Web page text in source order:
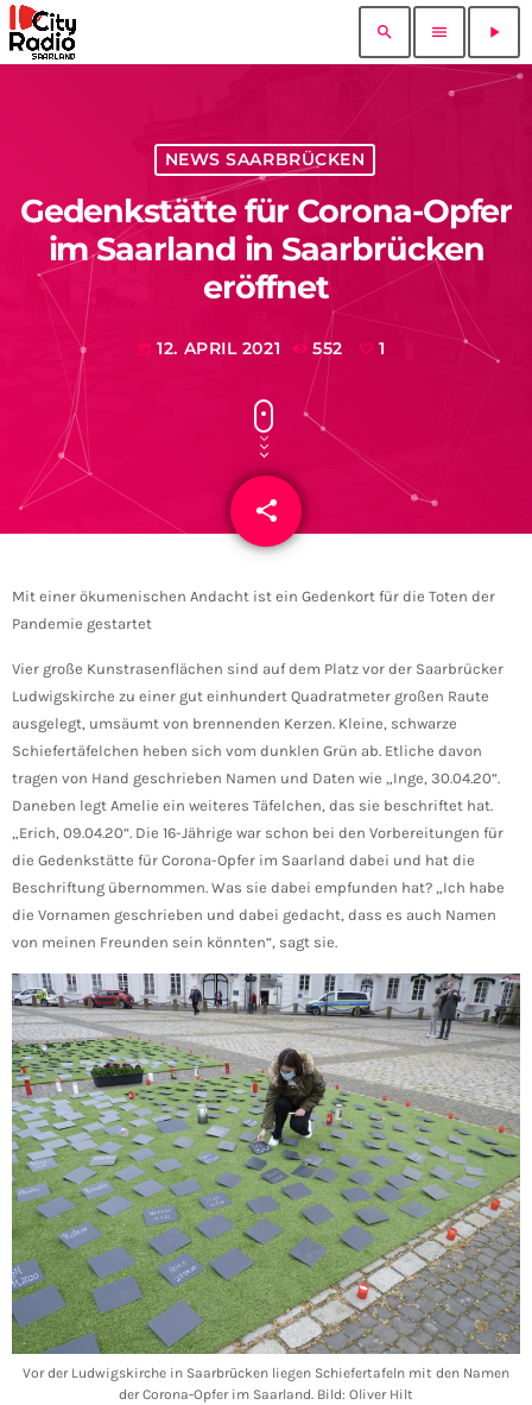
search menu play_arrow
NEWS SAARBRÜCKEN
Gedenkstätte für Corona-Opfer
im Saarland in Saarbrücken
eröffnet
today 12. APRIL 2021 552 1
share
email
Mit einer ökumenischen Andacht ist ein Gedenkort für die Toten der
Pandemie gestartet
Vier große Kunstrasenflächen sind auf dem Platz vor der Saarbrücker
Ludwigskirche zu einer gut einhundert Quadratmeter großen Raute
ausgelegt, umsäumt von brennenden Kerzen. Kleine, schwarze
Schiefertäfelchen heben sich vom dunklen Grün ab. Etliche davon
tragen von Hand geschrieben Namen und Daten wie „Inge, 30.04.20“.
Daneben legt Amelie ein weiteres Täfelchen, das sie beschriftet hat.
„Erich, 09.04.20“. Die 16-Jährige war schon bei den Vorbereitungen für
die Gedenkstätte für Corona-Opfer im Saarland dabei und hat die
Beschriftung übernommen. Was sie dabei empfunden hat? „Ich habe
die Vornamen geschrieben und dabei gedacht, dass es auch Namen
von meinen Freunden sein könnten“, sagt sie.
Vor der Ludwigskirche in Saarbrücken liegen Schiefertafeln mit den Namen
der Corona-Opfer im Saarland. Bild: Oliver Hilt